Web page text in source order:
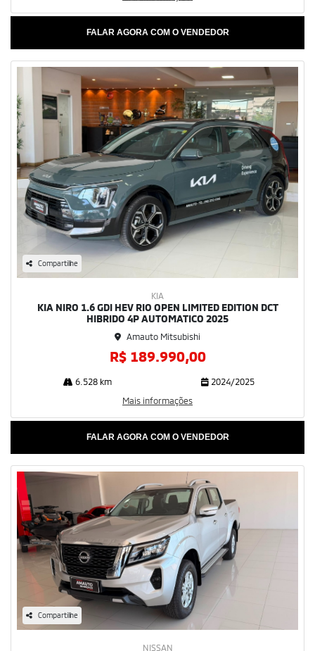
FALAR AGORA COM O VENDEDOR
Compartilhe
KIA
KIA NIRO 1.6 GDI HEV RIO OPEN LIMITED EDITION DCT
HIBRIDO 4P AUTOMATICO 2025
Amauto Mitsubishi
R$ 189.990,00
6.528 km
2024/2025
Mais informações
FALAR AGORA COM O VENDEDOR
Compartilhe
NISSAN